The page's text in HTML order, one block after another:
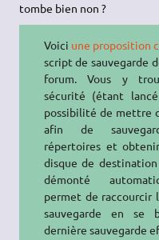
tombe bien non ?
Voici une proposition
script de sauvegarde
forum. Vous y
sécurité (étant
possibilité de mettre
afin de
répertoires et
disque de
démonté
permet de raccourcir
sauvegarde en se
dernière sauvegarde